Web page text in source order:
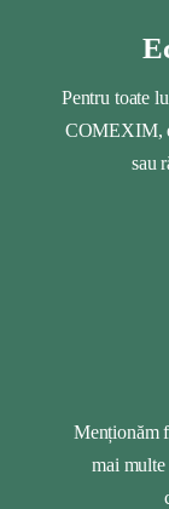
Pentru toate
COMEXIM,
sau
Menționăm
mai multe